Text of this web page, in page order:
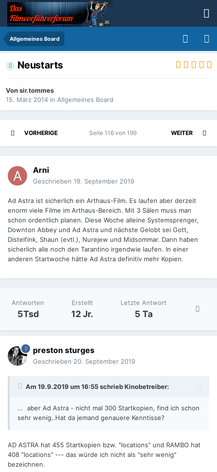
Allgemeines Board
Neustarts
Vonsir.tommes
15. März 2014 in Allgemeines Board
VORHERIGE WEITER
Seite 116 von 199
Arni
Geschrieben 19. September 2019
Ad Astra ist sicherlich ein Arthaus-Film. Es laufen aber derzeit
enorm viele Filme im Arthaus-Bereich. Mit 3 Sälen muss man
schon ordentlich planen. Diese Woche alleine Systemsprenger,
Downton Abbey und Ad Astra und nächste Gelobt sei Gott,
Distelfink, Shaun (evtl.), Nurejew und Midsommar. Dann haben
sicherlich alle noch den Tarantino irgendwie laufen. In einer
anderen Startwoche hätte Ad Astra definitiv mehr Kopien.
Antworten
5Tsd
Erstellt
12 Jr.
Letzte Antwort
5 Ta
preston sturges
Geschrieben 20. September 2019
Am 19.9.2019 um 16:55 schriebKinobetreiber:
... aber Ad Astra - nicht mal 300 Startkopien, find ich schon
sehr wenig..Hat da jemand genauere Kenntisse?
AD ASTRA hat 455 Startkopien bzw. "locations" und RAMBO hat
408 "locations" --- das würde ich nicht als "sehr wenig"
bezeichnen.